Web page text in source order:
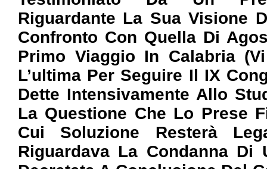
Riguardante La Sua Visione
Confronto Con Quella Di
Primo Viaggio In Calabria
L’ultima Per Seguire Il IX
Dette Intensivamente Allo
La Questione Che Lo Prese
Cui Soluzione Resterà
Riguardava La Condanna Di